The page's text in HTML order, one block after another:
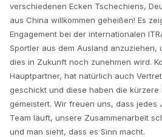
verschiedenen Ecken Tschechiens,
aus China willkommen geheißen! Es
Engagement bei der internationalen
Sportler aus dem Ausland anzuziehen,
dies in Zukunft noch zunehmen wird.
Hauptpartner, hat natürlich auch
geschickt und diese haben die kürzere
gemeistert. Wir freuen uns, dass jedes
Team läuft, unsere Zusammenarbeit
und man sieht, dass es Sinn macht.